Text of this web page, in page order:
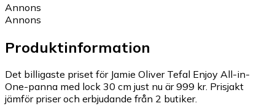
Annons
Annons
Produktinformation
Det billigaste priset för Jamie Oliver Tefal Enjoy All-in-
One-panna med lock 30 cm just nu är 999 kr. Prisjakt
jämför priser och erbjudande från 2 butiker.